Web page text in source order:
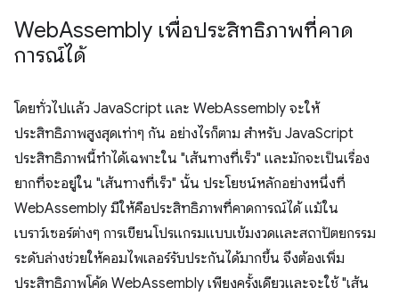
WebAssembly เพื่อประสิทธิภาพที่คาด
การณ์ได้
โดยทั่วไปแล้ว JavaScript และ WebAssembly จะให้
ประสิทธิภาพสูงสุดเท่าๆ กัน อย่างไรก็ตาม สำหรับ JavaScript
ประสิทธิภาพนี้ทำได้เฉพาะใน "เส้นทางที่เร็ว" และมักจะเป็นเรื่อง
ยากที่จะอยู่ใน "เส้นทางที่เร็ว" นั้น ประโยชน์หลักอย่างหนึ่งที่
WebAssembly มีให้คือประสิทธิภาพที่คาดการณ์ได้ แม้ใน
เบราว์เซอร์ต่างๆ การเขียนโปรแกรมแบบเข้มงวดและสถาปัตยกรรม
ระดับล่างช่วยให้คอมไพเลอร์รับประกันได้มากขึ้น จึงต้องเพิ่ม
ประสิทธิภาพโค้ด WebAssembly เพียงครั้งเดียวและจะใช้ "เส้น